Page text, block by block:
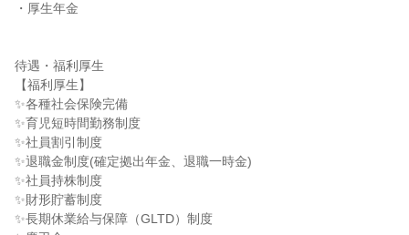
・厚生年金
待遇・福利厚生
【福利厚生】
✨各種社会保険完備
✨育児短時間勤務制度
✨社員割引制度
✨退職金制度(確定拠出年金、退職一時金)
✨社員持株制度
✨財形貯蓄制度
✨長期休業給与保障（GLTD）制度